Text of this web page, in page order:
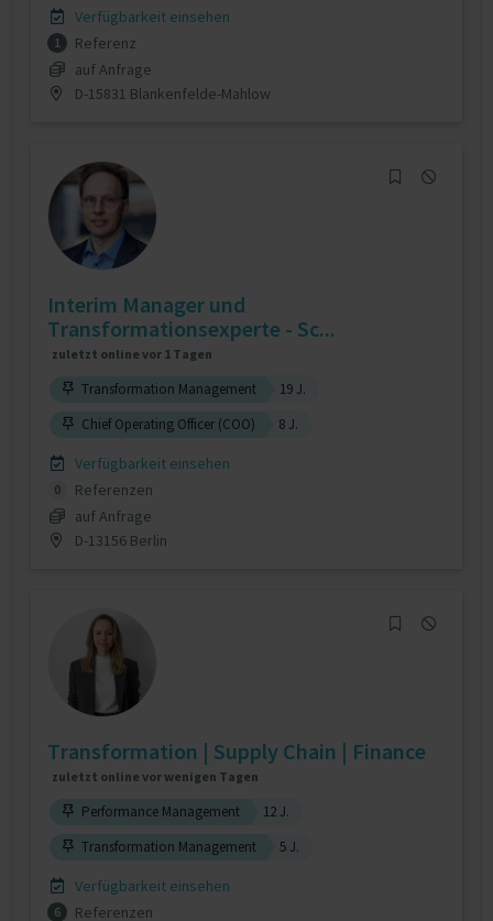
Verfügbarkeit einsehen
1
Referenz
auf Anfrage
D-15831 Blankenfelde-Mahlow
Interim Manager und
Transformationsexperte - Sc...
zuletzt online vor 1 Tagen
Transformation Management
19 J.
Chief Operating Officer (COO)
8 J.
Verfügbarkeit einsehen
0
Referenzen
auf Anfrage
D-13156 Berlin
Transformation | Supply Chain | Finance
zuletzt online vor wenigen Tagen
Performance Management
12 J.
Transformation Management
5 J.
Verfügbarkeit einsehen
6 Referenzen